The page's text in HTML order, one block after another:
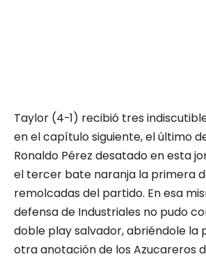
Taylor (4-1) recibió tres
en el capítulo siguiente, el último
Ronaldo Pérez desatado en esta
el tercer bate naranja la primera
remolcadas del partido. En esa
defensa de Industriales no pudo
doble play salvador, abriéndole la
otra anotación de los Azucareros